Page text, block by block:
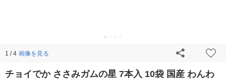
1 / 4 画像を見る
チョイでか ささみガムの星 7本入 10袋 国産 わんわ